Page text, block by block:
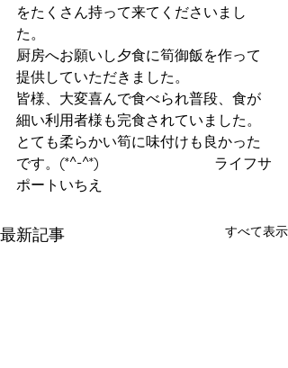
をたくさん持って来てくださいまし
た。
厨房へお願いし夕食に筍御飯を作って
提供していただきました。
皆様、大変喜んで食べられ普段、食が
細い利用者様も完食されていました。
とても柔らかい筍に味付けも良かった
です。(*^-^*)　　　　　　　　ライフサ
ポートいちえ
最新記事 すべて表示